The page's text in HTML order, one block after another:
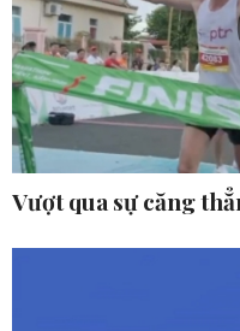
Vượt qua sự căng